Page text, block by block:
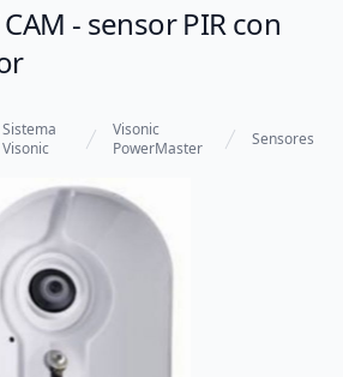
- sensor PIR con
Sistema
Visonic
Visonic
PowerMaster
Sensores